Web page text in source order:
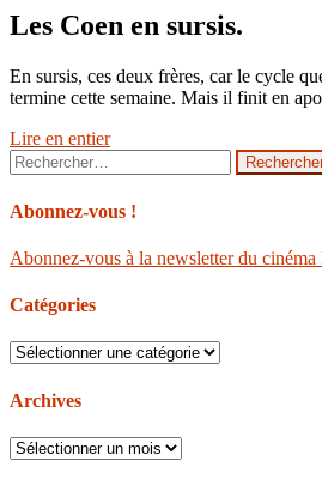
Les Coen en sursis.
En sursis, ces deux frères, car le cycle
termine cette semaine. Mais il finit en
Lire en entier
Rechercher :
Abonnez-vous !
Abonnez-vous à la newsletter du
Catégories
Catégories
Archives
Archives